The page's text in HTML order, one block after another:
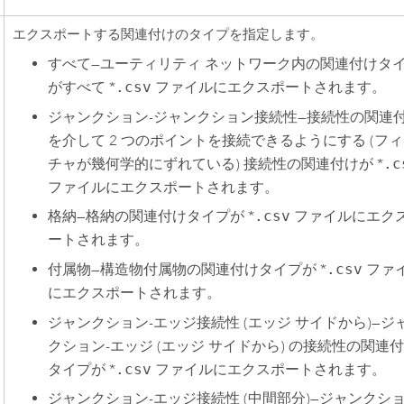
エクスポートする関連付けのタイプを指定します。
すべて—ユーティリティ ネットワーク内の関連付けタ
がすべて *.csv ファイルにエクスポートされます。
ジャンクション-ジャンクション接続性—接続性の関連
を介して 2 つのポイントを接続できるようにする (フ
チャが幾何学的にずれている) 接続性の関連付けが *
ファイルにエクスポートされます。
格納—格納の関連付けタイプが *.csv ファイルにエク
ートされます。
付属物—構造物付属物の関連付けタイプが *.csv ファ
にエクスポートされます。
ジャンクション-エッジ接続性 (エッジ サイドから)—ジ
クション-エッジ (エッジ サイドから) の接続性の関連
タイプが *.csv ファイルにエクスポートされます。
ジャンクション-エッジ接続性 (中間部分)—ジャンクシ